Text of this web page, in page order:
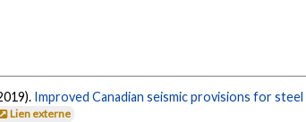
Improved Canadian seismic provisions for
Lien externe